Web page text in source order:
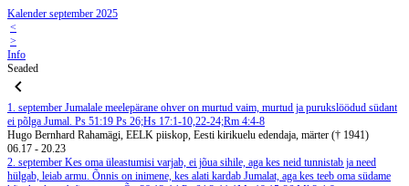
Kalender september 2025
<
>
Info
Seaded
1. september Jumalale meelepärane ohver on murtud vaim, murtud ja purukslöödud südant
ei põlga Jumal. Ps 51:19 Ps 26;Hs 17:1-10,22-24;Rm 4:4-8
Hugo Bernhard Rahamägi, EELK piiskop, Eesti kirikuelu edendaja, märter († 1941)
06.17 - 20.23
2. september Kes oma üleastumisi varjab, ei jõua sihile, aga kes neid tunnistab ja need
hülgab, leiab armu. Õnnis on inimene, kes alati kardab Jumalat, aga kes teeb oma südame